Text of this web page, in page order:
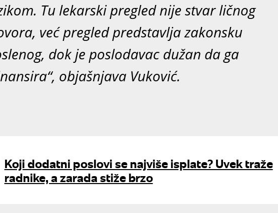
Tu lekarski pregled nije stvar ličnog
već pregled predstavlja zakonsku
dok je poslodavac dužan da ga
objašnjava Vuković.
Koji dodatni poslovi se najviše isplate? Uvek traže
radnike, a zarada stiže brzo